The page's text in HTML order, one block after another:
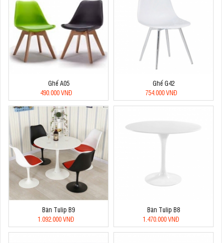
Ghế A05
490.000 VNĐ
Ghế G42
754.000 VNĐ
Bàn Tulip B9
1.092.000 VNĐ
Bàn Tulip B8
1.470.000 VNĐ